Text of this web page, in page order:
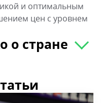
и оптимальным
цен с уровнем
о стране